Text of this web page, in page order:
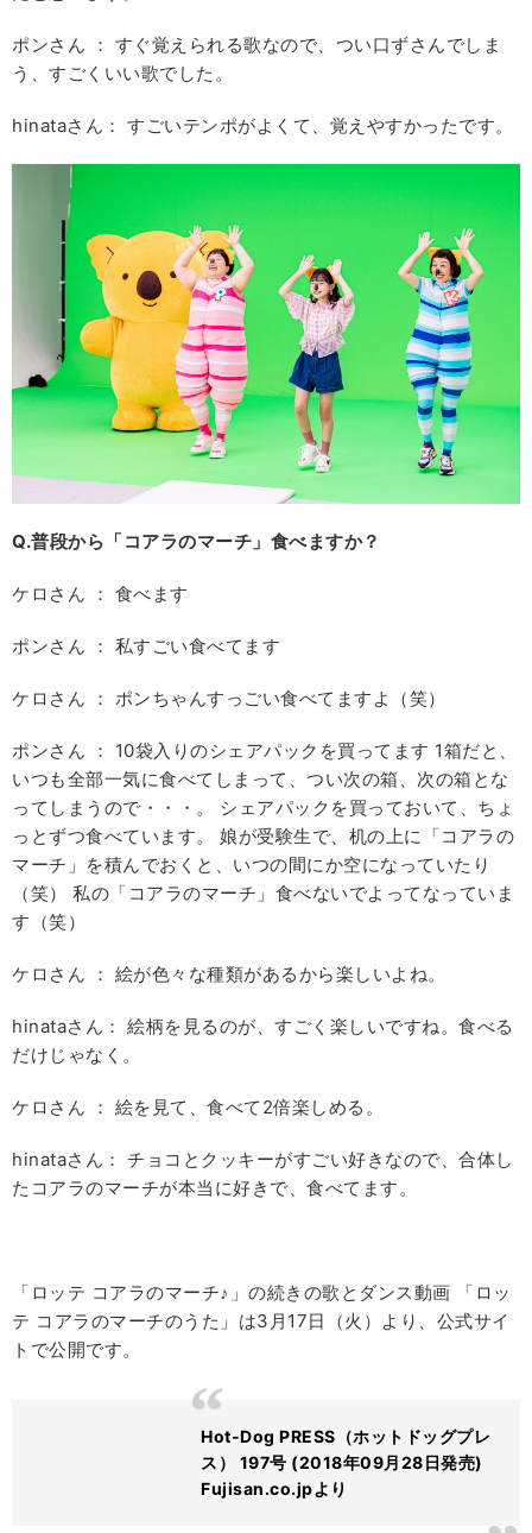
ポンさん ： すぐ覚えられる歌なので、つい口ずさんでしま
う、すごくいい歌でした。
hinataさん： すごいテンポがよくて、覚えやすかったです。
Q.普段から「コアラのマーチ」食べますか？
ケロさん ： 食べます
ポンさん ： 私すごい食べてます
ケロさん ： ポンちゃんすっごい食べてますよ（笑）
ポンさん ： 10袋入りのシェアパックを買ってます 1箱だと、
いつも全部一気に食べてしまって、つい次の箱、次の箱とな
ってしまうので・・・。 シェアパックを買っておいて、ちょ
っとずつ食べています。 娘が受験生で、机の上に「コアラの
マーチ」を積んでおくと、いつの間にか空になっていたり
（笑） 私の「コアラのマーチ」食べないでよってなっていま
す（笑）
ケロさん ： 絵が色々な種類があるから楽しいよね。
hinataさん： 絵柄を見るのが、すごく楽しいですね。食べる
だけじゃなく。
ケロさん ： 絵を見て、食べて2倍楽しめる。
hinataさん： チョコとクッキーがすごい好きなので、合体し
たコアラのマーチが本当に好きで、食べてます。
「ロッテ コアラのマーチ♪」の続きの歌とダンス動画 「ロッ
テ コアラのマーチのうた」は3月17日（火）より、公式サイ
トで公開です。
Hot-Dog PRESS（ホットドッグプレ
ス） 197号 (2018年09月28日発売)
Fujisan.co.jpより